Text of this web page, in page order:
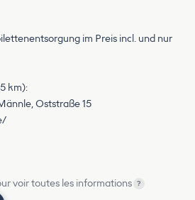
im Preis incl. und nur
km):
Oststraße 15
voir toutes les informations ?